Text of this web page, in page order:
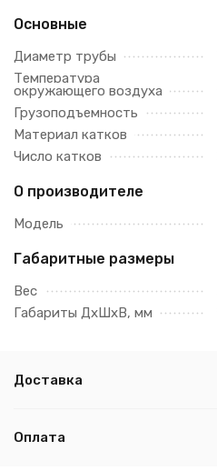
Основные
Диаметр трубы
Температура
окружающего воздуха
Грузоподъемность
Материал катков
Число катков
О производителе
Модель
Габаритные размеры
Вес
Габариты ДхШхВ, мм
Доставка
Оплата